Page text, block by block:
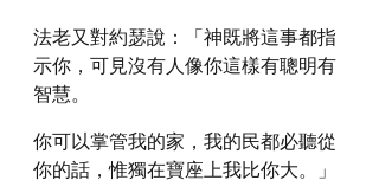
法老又對約瑟說：「神既將這事都指
示你，可見沒有人像你這樣有聰明有
智慧。
你可以掌管我的家，我的民都必聽從
你的話，惟獨在寶座上我比你大。」